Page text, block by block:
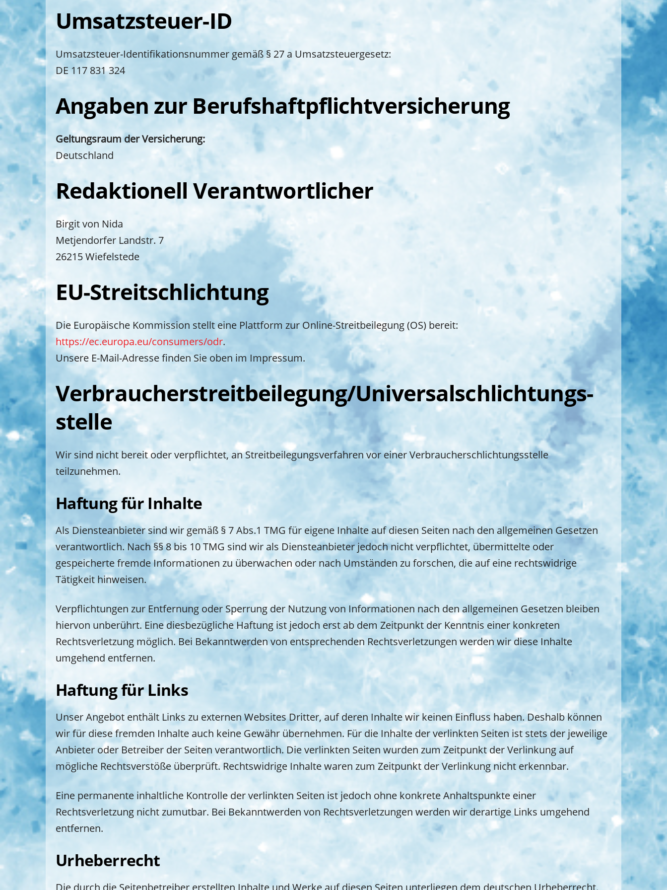
Umsatzsteuer-ID
Umsatzsteuer-Identifikationsnummer gemäß § 27 a Umsatzsteuergesetz:
DE 117 831 324
Angaben zur Berufshaftpflichtversicherung
Geltungsraum der Versicherung:
Deutschland
Redaktionell Verantwortlicher
Birgit von Nida
Metjendorfer Landstr. 7
26215 Wiefelstede
EU-Streitschlichtung
Die Europäische Kommission stellt eine Plattform zur Online-Streitbeilegung (OS) bereit:
https://ec.europa.eu/consumers/odr.
Unsere E-Mail-Adresse finden Sie oben im Impressum.
Verbraucher­streit­beilegung/Universal­schlichtungs­
stelle
Wir sind nicht bereit oder verpflichtet, an Streitbeilegungsverfahren vor einer Verbraucherschlichtungsstelle
teilzunehmen.
Haftung für Inhalte
Als Diensteanbieter sind wir gemäß § 7 Abs.1 TMG für eigene Inhalte auf diesen Seiten nach den allgemeinen Gesetzen
verantwortlich. Nach §§ 8 bis 10 TMG sind wir als Diensteanbieter jedoch nicht verpflichtet, übermittelte oder
gespeicherte fremde Informationen zu überwachen oder nach Umständen zu forschen, die auf eine rechtswidrige
Tätigkeit hinweisen.
Verpflichtungen zur Entfernung oder Sperrung der Nutzung von Informationen nach den allgemeinen Gesetzen bleiben
hiervon unberührt. Eine diesbezügliche Haftung ist jedoch erst ab dem Zeitpunkt der Kenntnis einer konkreten
Rechtsverletzung möglich. Bei Bekanntwerden von entsprechenden Rechtsverletzungen werden wir diese Inhalte
umgehend entfernen.
Haftung für Links
Unser Angebot enthält Links zu externen Websites Dritter, auf deren Inhalte wir keinen Einfluss haben. Deshalb können
wir für diese fremden Inhalte auch keine Gewähr übernehmen. Für die Inhalte der verlinkten Seiten ist stets der jeweilige
Anbieter oder Betreiber der Seiten verantwortlich. Die verlinkten Seiten wurden zum Zeitpunkt der Verlinkung auf
mögliche Rechtsverstöße überprüft. Rechtswidrige Inhalte waren zum Zeitpunkt der Verlinkung nicht erkennbar.
Eine permanente inhaltliche Kontrolle der verlinkten Seiten ist jedoch ohne konkrete Anhaltspunkte einer
Rechtsverletzung nicht zumutbar. Bei Bekanntwerden von Rechtsverletzungen werden wir derartige Links umgehend
entfernen.
Urheberrecht
Die durch die Seitenbetreiber erstellten Inhalte und Werke auf diesen Seiten unterliegen dem deutschen Urheberrecht.